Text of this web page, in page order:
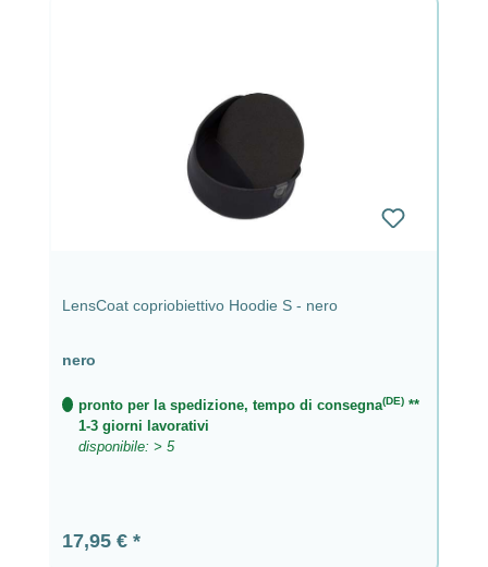
LensCoat copriobiettivo Hoodie S - nero
nero
pronto per la spedizione, tempo di consegna(DE) **
1-3 giorni lavorativi
disponibile: > 5
Prezzo normale:
17,95 €